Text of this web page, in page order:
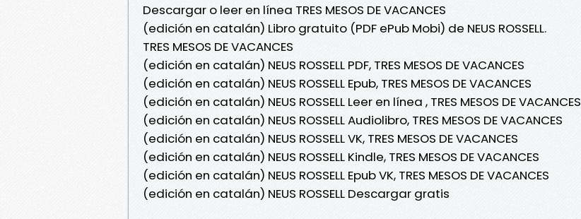
Descargar o leer en línea TRES MESOS DE VACANCES
(edición en catalán) Libro gratuito (PDF ePub Mobi) de NEUS ROSSELL.
TRES MESOS DE VACANCES
(edición en catalán) NEUS ROSSELL PDF, TRES MESOS DE VACANCES
(edición en catalán) NEUS ROSSELL Epub, TRES MESOS DE VACANCES
(edición en catalán) NEUS ROSSELL Leer en línea , TRES MESOS DE VACANCES
(edición en catalán) NEUS ROSSELL Audiolibro, TRES MESOS DE VACANCES
(edición en catalán) NEUS ROSSELL VK, TRES MESOS DE VACANCES
(edición en catalán) NEUS ROSSELL Kindle, TRES MESOS DE VACANCES
(edición en catalán) NEUS ROSSELL Epub VK, TRES MESOS DE VACANCES
(edición en catalán) NEUS ROSSELL Descargar gratis